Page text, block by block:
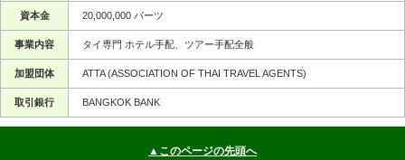
資本金 20,000,000 バーツ
事業内容 タイ専門 ホテル手配、ツアー手配全般
加盟団体 ATTA (ASSOCIATION OF THAI TRAVEL AGENTS)
取引銀行 BANGKOK BANK
▲このページの先頭へ